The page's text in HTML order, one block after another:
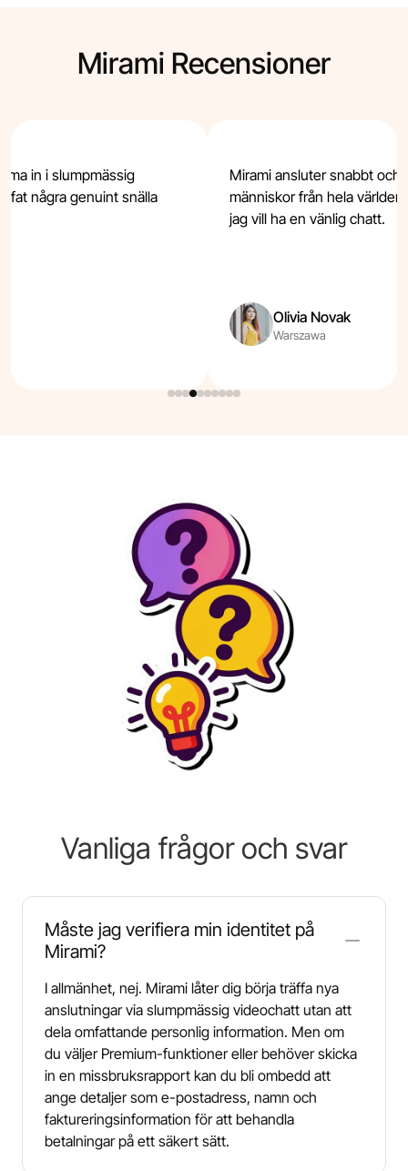
Mirami Recensioner
in i slumpmässig
några genuint snälla
Mirami ansluter snabbt och
människor från hela
jag vill ha en vänlig chatt.
Olivia Novak
Warszawa
Vanliga frågor och svar
Måste jag verifiera min identitet på
Mirami?
I allmänhet, nej. Mirami låter dig börja träffa nya
anslutningar via slumpmässig videochatt utan att
dela omfattande personlig information. Men om
du väljer Premium-funktioner eller behöver skicka
in en missbruksrapport kan du bli ombedd att
ange detaljer som e-postadress, namn och
faktureringsinformation för att behandla
betalningar på ett säkert sätt.